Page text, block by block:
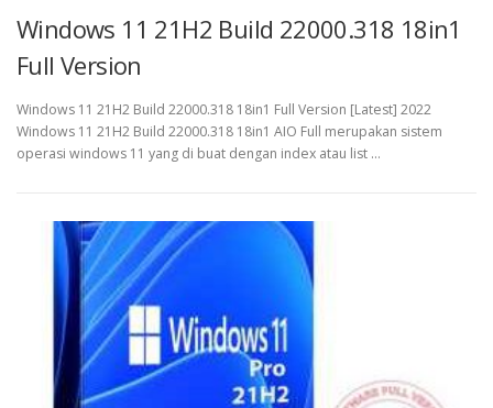
Windows 11 21H2 Build 22000.318 18in1
Full Version
Windows 11 21H2 Build 22000.318 18in1 Full Version [Latest] 2022
Windows 11 21H2 Build 22000.318 18in1 AIO Full merupakan sistem
operasi windows 11 yang di buat dengan index atau list …